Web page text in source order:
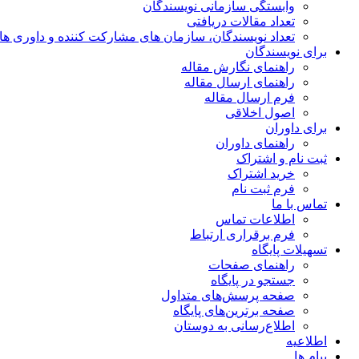
وابستگی سازمانی نویسندگان
تعداد مقالات دریافتی
تعداد نویسندگان، سازمان های مشارکت کننده و داوری های
برای نویسندگان
راهنمای نگارش مقاله
راهنمای ارسال مقاله
فرم ارسال مقاله
اصول اخلاقی
برای داوران
راهنمای داوران
ثبت نام و اشتراک
خرید اشتراک
فرم ثبت نام
تماس با ما
اطلاعات تماس
فرم برقراری ارتباط
تسهیلات پایگاه
راهنمای صفحات
جستجو در پایگاه
صفحه پرسش‌های متداول
صفحه برترین‌های پایگاه
اطلاع‌رسانی به دوستان
اطلاعیه
پیام ها